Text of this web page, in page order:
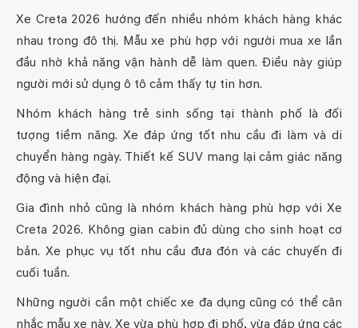
Xe Creta 2026 hướng đến nhiều nhóm khách hàng khác
nhau trong đô thị. Mẫu xe phù hợp với người mua xe lần
đầu nhờ khả năng vận hành dễ làm quen. Điều này giúp
người mới sử dụng ô tô cảm thấy tự tin hơn.
Nhóm khách hàng trẻ sinh sống tại thành phố là đối
tượng tiềm năng. Xe đáp ứng tốt nhu cầu đi làm và di
chuyển hàng ngày. Thiết kế SUV mang lại cảm giác năng
động và hiện đại.
Gia đình nhỏ cũng là nhóm khách hàng phù hợp với Xe
Creta 2026. Không gian cabin đủ dùng cho sinh hoạt cơ
bản. Xe phục vụ tốt nhu cầu đưa đón và các chuyến đi
cuối tuần.
Những người cần một chiếc xe đa dụng cũng có thể cân
nhắc mẫu xe này. Xe vừa phù hợp đi phố, vừa đáp ứng các